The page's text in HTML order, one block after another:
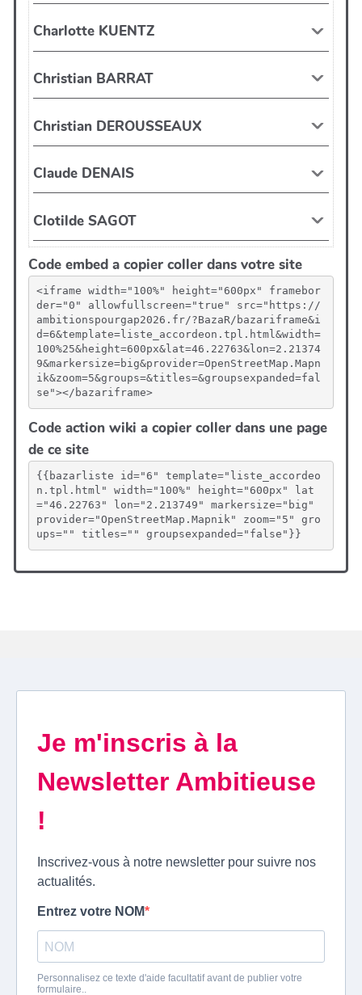
Code embed a copier coller dans votre site
<iframe width="100%" height="600px" framebor
der="0" allowfullscreen="true" src="https://
ambitionspourgap2026.fr/?BazaR/bazariframe&i
d=6&template=liste_accordeon.tpl.html&width=
100%25&height=600px&lat=46.22763&lon=2.21374
9&markersize=big&provider=OpenStreetMap.Mapn
ik&zoom=5&groups=&titles=&groupsexpanded=fal
se"></bazariframe>
Code action wiki a copier coller dans une page
de ce site
{{bazarliste id="6" template="liste_accordeo
n.tpl.html" width="100%" height="600px" lat
="46.22763" lon="2.213749" markersize="big"
provider="OpenStreetMap.Mapnik" zoom="5" gro
ups="" titles="" groupsexpanded="false"}}